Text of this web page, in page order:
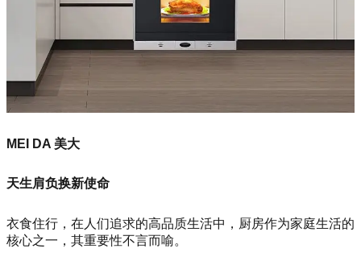
MEI DA 美大
天生肩负换新使命
衣食住行，在人们追求的高品质生活中，厨房作为家庭生活的
核心之一，其重要性不言而喻。